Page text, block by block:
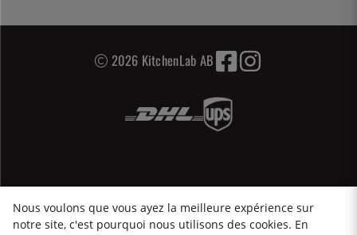
2026 KitchenLab AB
Nous voulons que vous ayez la meilleure expérience sur
notre site, c'est pourquoi nous utilisons des cookies. En